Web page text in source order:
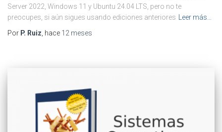
Server 2022, Windows 11 y Ubuntu 24.04 LTS, pero no te
preocupes, si aún sigues usando ediciones anteriores
Leer más…
Por P. Ruiz , hace 12 meses